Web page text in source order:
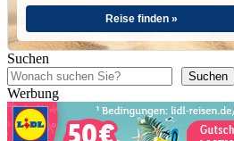
Reise finden »
Suchen
Suchen
Werbung